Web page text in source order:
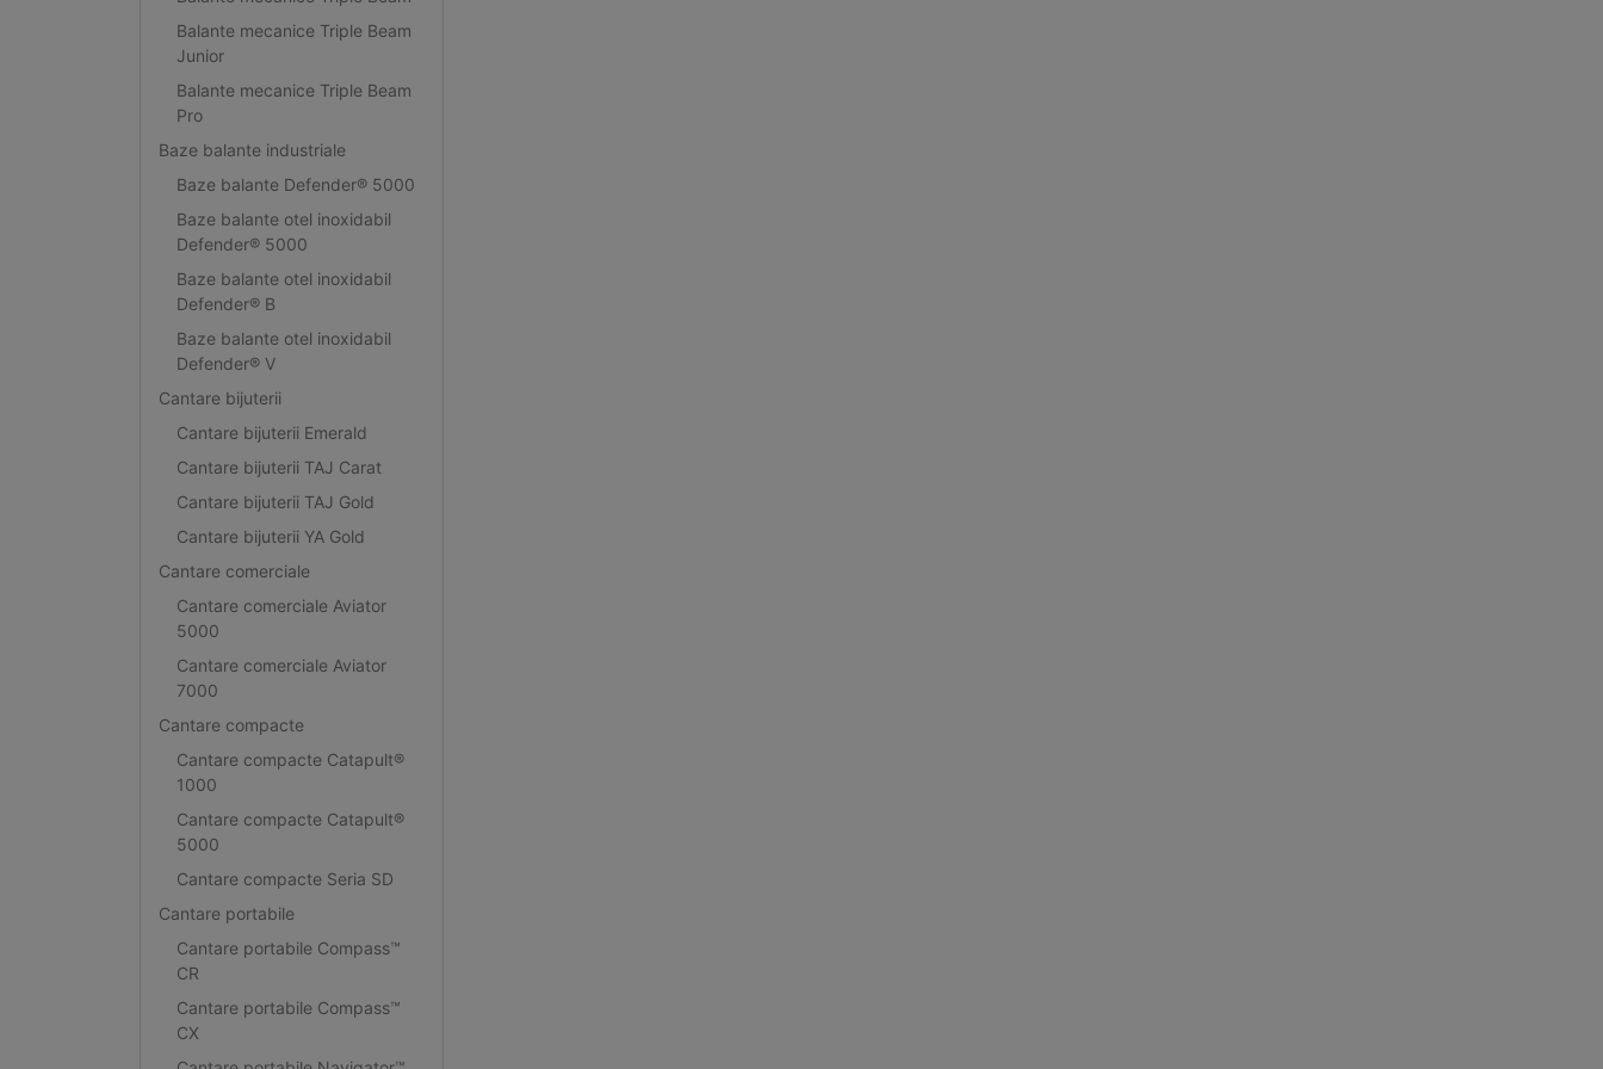
Balante mecanice Triple Beam
Junior
Balante mecanice Triple Beam
Pro
Baze balante industriale
Baze balante Defender® 5000
Baze balante otel inoxidabil
Defender® 5000
Baze balante otel inoxidabil
Defender® B
Baze balante otel inoxidabil
Defender® V
Cantare bijuterii
Cantare bijuterii Emerald
Cantare bijuterii TAJ Carat
Cantare bijuterii TAJ Gold
Cantare bijuterii YA Gold
Cantare comerciale
Cantare comerciale Aviator
5000
Cantare comerciale Aviator
7000
Cantare compacte
Cantare compacte Catapult®
1000
Cantare compacte Catapult®
5000
Cantare compacte Seria SD
Cantare portabile
Cantare portabile Compass™
CR
Cantare portabile Compass™
CX